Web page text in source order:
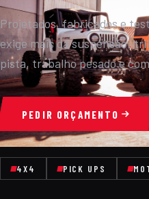
Projetados, fabricados e
exige mais da suspensão:
pista, trabalho pesado e
PEDIR ORÇAMENTO
4X4 PICK UPS